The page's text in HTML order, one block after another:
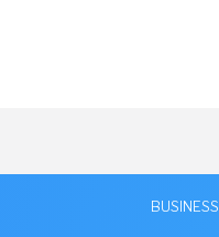
BUSINESS